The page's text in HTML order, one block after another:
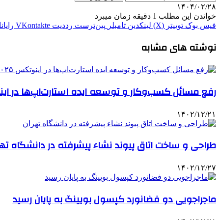
۱۴۰۴/۰۲/۲۸
خواندن این مطلب 1 دقیقه زمان میبرد
فیس بوک توییتر (X) لینکدین ‫تامبلر ‫پین‌ترست ‫رددیت ‫VKontakte
نوشته های مشابه
رفع مسائل کسب‌وکار و توسعه ایده استارت‌اپ‌ها در
۱۴۰۲/۱۲/۲۱
طراحی و ساخت اتاق پیوند نشاء پیشرفته در دانشگاه
۱۴۰۲/۱۲/۲۷
ماجراجویی دو فضانورد کپسول بویینگ به پایان رسید